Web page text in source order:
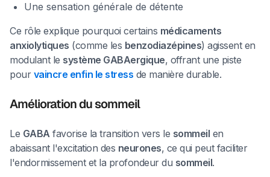
Une sensation générale de détente
Ce rôle explique pourquoi certains médicaments
anxiolytiques (comme les benzodiazépines) agissent en
modulant le système GABAergique, offrant une piste
pour vaincre enfin le stress de manière durable.
Amélioration du sommeil
Le GABAfavorise la transition vers le sommeil en
abaissant l'excitation des neurones, ce qui peut faciliter
l'endormissement et la profondeur du sommeil.